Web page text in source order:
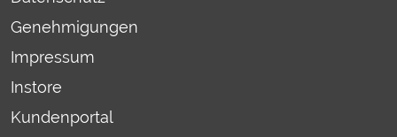
Genehmigungen
Impressum
Instore
Kundenportal